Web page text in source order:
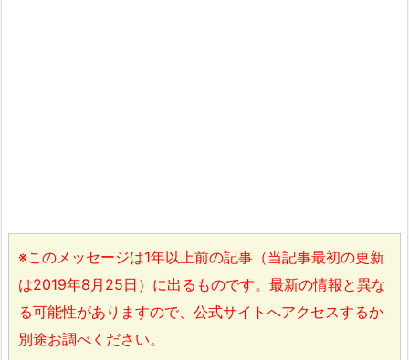
※このメッセージは1年以上前の記事（当記事最初の更新
は2019年8月25日）に出るものです。最新の情報と異な
る可能性がありますので、公式サイトへアクセスするか
別途お調べください。